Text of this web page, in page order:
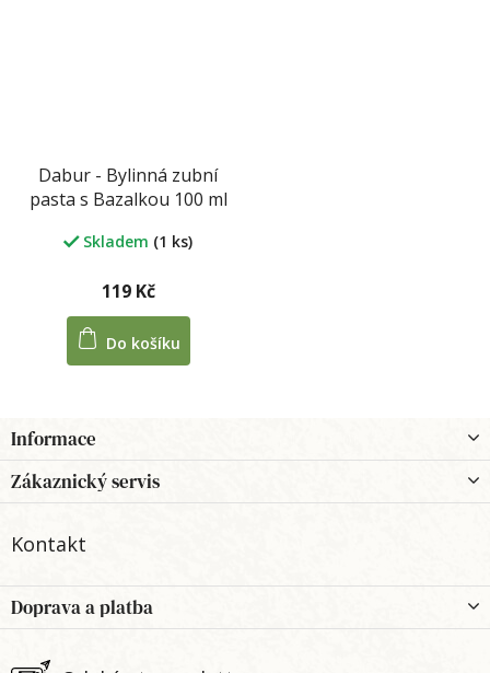
Dabur - Bylinná zubní
pasta s Bazalkou 100 ml
Skladem (1 ks)
119 Kč
Do košíku
á
p
a
Informace
Zákaznický servis
Kontakt
Doprava a platba